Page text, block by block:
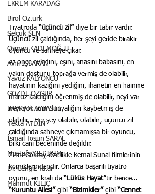
EKREM KARADAĞ
Birol Öztürk
Selçuk ŞEN
Osman KADEMOĞLU
Avni İŞBAKAN
Yavuz KALYONCU
GÖZDE ÖZGÜR
BAYRAM AYBASTI
Yekta AYDIN
İsmail Tosun SARAL
Mustafa YILDIRIM
Dr. Cengiz Tatar
Mahmut KILIÇ
Tiyatroda “üçüncü zil” diye bir tabir vardır.
Üçüncü zil çaldığında, her şeyi geride bırakır
oyuncu ve sahneye çıkar.
Az önce evladını, eşini, anasını babasını, en
yakın dostunu toprağa vermiş de olabilir,
hayatının kazığını yediğini, ihanetin en hainine
maruz kaldığını öğrenmiş de olabilir, neyi var
neyi yok tüm dünyalığını kaybetmiş de
olabilir… Her şey olabilir, olabilir; üçüncü zil
çaldığında sahneye çıkmamışsa bir oyuncu,
bilki canı bedeninde değildir.
Zihni Göktay, özellikle Kemal Sunal filmlerinin
komiklerindendir. Onlarca başarılı tiyatro
oyunu, en kralı da “Lüküs Hayat”tır bence…
“Kuruntu Ailesi” gibi “Bizimkiler” gibi “Cennet